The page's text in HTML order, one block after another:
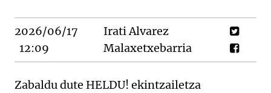
2026/06/17
12:09
Irati Alvarez
Malaxetxebarria
Zabaldu dute HELDU! ekintzailetza